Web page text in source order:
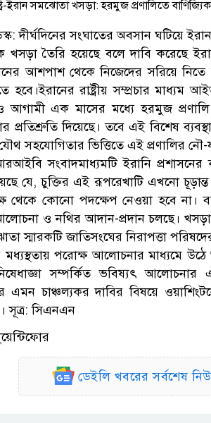
দীর্ঘদিনের সংঘাতের অবসান ঘটিয়ে
খসড়া তৈরি হয়েছে বলে দাবি করেছে
আশপাশ থেকে নিজেদের সরিয়ে
হবে।ইরানের রাষ্ট্রীয় সম্প্রচার
আগামী এক মাসের মধ্যে হরমুজ প্রণালি
প্রতিশ্রুতি দিয়েছে। তবে এই বিশেষ
সহযোগিতার ভিত্তিতে এই প্রণালির
সংবাদমাধ্যমটি ইরানি প্রশাসনের
যে, চুক্তির এই রূপরেখাটি এখনো
থেকে কোনো পদক্ষেপ নেওয়া হবে না।
ও নথির আদান-প্রদান চলছে।
স্মারকটি জাতিসংঘের নিরাপত্তা
মধ্যস্থতায় পরোক্ষ আলোচনার মাধ্যমে
সম্পর্কিত ভবিষ্যৎ
এমন চাঞ্চল্যকর দাবির বিষয়ে
সূত্র: সিএনএন
ডেইলি খবরের সর্বশেষ